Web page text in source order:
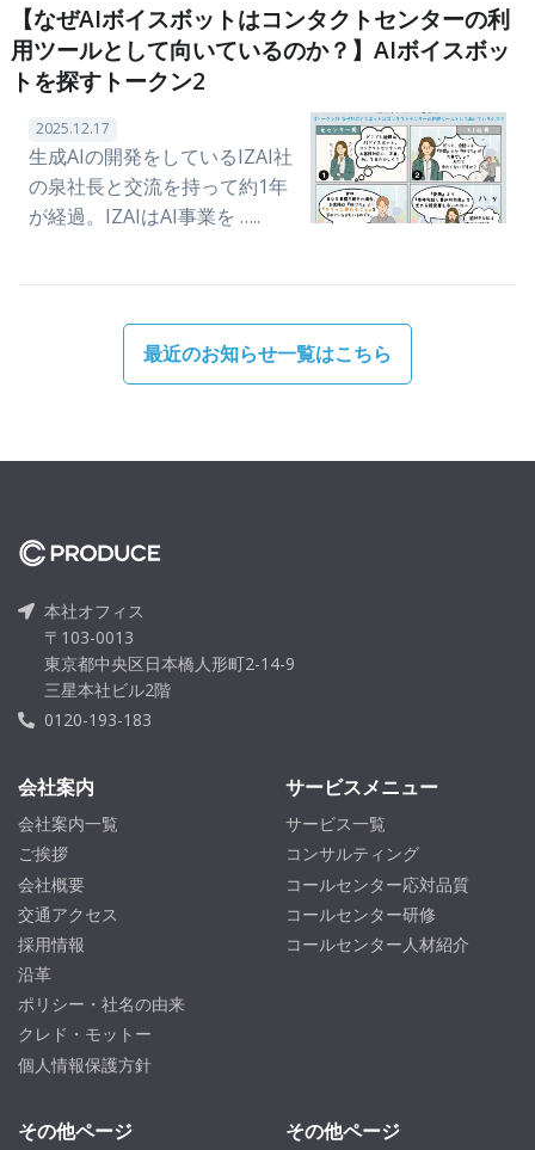
【なぜAIボイスボットはコンタクトセンターの利
用ツールとして向いているのか？】AIボイスボッ
トを探すトークン2
2025.12.17
生成AIの開発をしているIZAI社
の泉社長と交流を持って約1年
が経過。IZAIはAI事業を …..
最近のお知らせ一覧はこちら
本社オフィス
〒103-0013
東京都中央区日本橋人形町2-14-9
三星本社ビル2階
0120-193-183
会社案内
会社案内一覧
ご挨拶
会社概要
交通アクセス
採用情報
沿革
ポリシー・社名の由来
クレド・モットー
個人情報保護方針
サービスメニュー
サービス一覧
コンサルティング
コールセンター応対品質
コールセンター研修
コールセンター人材紹介
その他ページ その他ページ